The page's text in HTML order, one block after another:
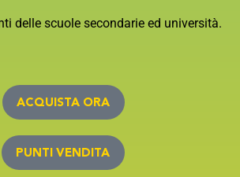
delle scuole secondarie ed università.
ACQUISTA ORA
PUNTI VENDITA